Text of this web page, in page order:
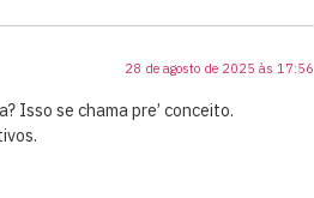
28 de agosto de 2025 às 17:56
Isso se chama pre’ conceito.